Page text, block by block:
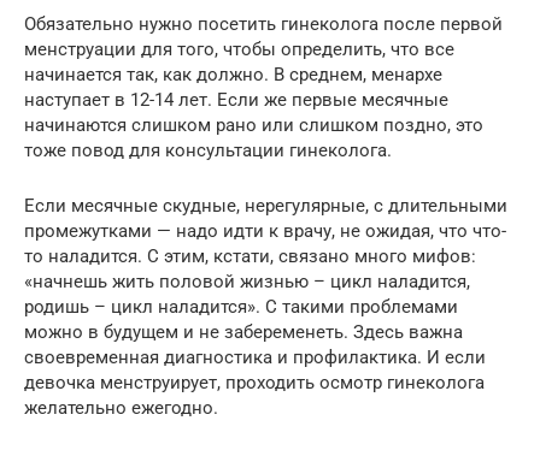
Обязательно нужно посетить гинеколога после первой
менструации для того, чтобы определить, что все
начинается так, как должно. В среднем, менархе
наступает в 12-14 лет. Если же первые месячные
начинаются слишком рано или слишком поздно, это
тоже повод для консультации гинеколога.
Если месячные скудные, нерегулярные, с длительными
промежутками — надо идти к врачу, не ожидая, что что-
то наладится. С этим, кстати, связано много мифов:
«начнешь жить половой жизнью – цикл наладится,
родишь – цикл наладится». С такими проблемами
можно в будущем и не забеременеть. Здесь важна
своевременная диагностика и профилактика. И если
девочка менструирует, проходить осмотр гинеколога
желательно ежегодно.